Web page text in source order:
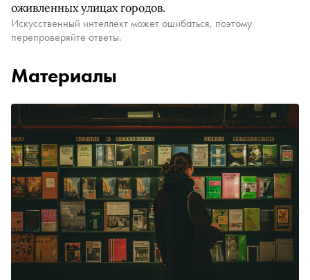
оживленных улицах городов.
Искусственный интеллект может ошибаться, поэтому
перепроверяйте ответы.
Материалы